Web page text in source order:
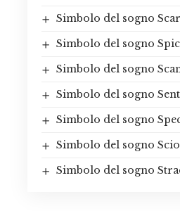
Simbolo del sogno
Simbolo del sogno
Simbolo del sogno
Simbolo del sogno
Simbolo del sogno
Simbolo del sogno
Simbolo del sogno